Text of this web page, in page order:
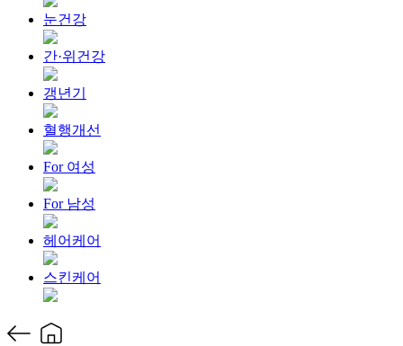
눈건강
간·위건강
갱년기
혈행개선
For 여성
For 남성
헤어케어
스킨케어